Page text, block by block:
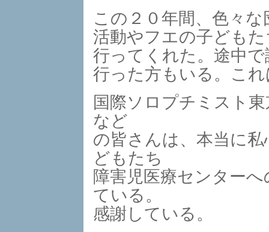
この２０年間、色々
活動やフエの子ども
行ってくれた。途中
行った方もいる。こ
国際ソロプチミスト
など
の皆さんは、本当に
どもたち
障害児医療センター
ている。
感謝している。